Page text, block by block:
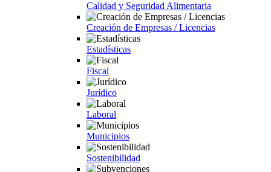
Calidad y Seguridad Alimentaria
Creación de Empresas / Licencias
Estadísticas
Fiscal
Jurídico
Laboral
Municipios
Sostenibilidad